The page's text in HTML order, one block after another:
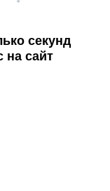
секунд
на сайт